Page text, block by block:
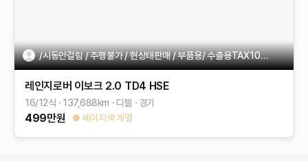
/시동안걸림 / 주행불가 / 현상태판매 / 부품용/ 수출용TAX100%
레인지로버 이보크 2.0 TD4 HSE
16/12식 137,688km 디젤 경기
499만원 베이지색 계열